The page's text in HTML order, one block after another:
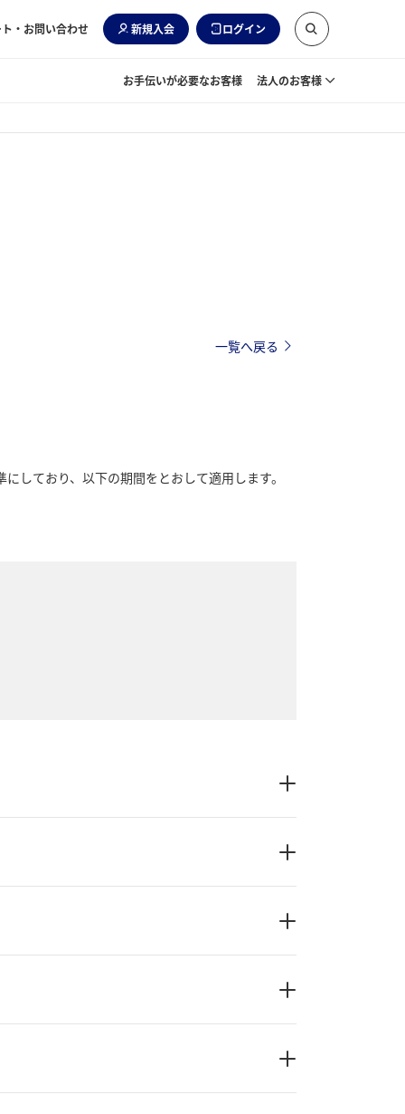
・お問い合わせ 新規入会 ログイン
お手伝いが必要なお客様 法人のお客様
一覧へ戻る
しており、以下の期間をとおして適用します。